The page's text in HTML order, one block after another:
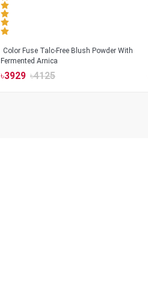
Color Fuse Talc-Free Blush Powder With
Fermented Arnica
৳3929 ৳4125